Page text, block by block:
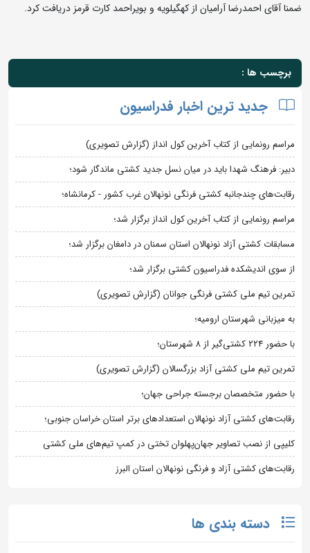
ضمنا آقای احمدرضا آرامیان از کهگیلویه و بویراحمد کارت قرمز دریافت کرد.
برچسب ها :
جدید ترین اخبار فدراسیون
مراسم رونمایی از کتاب آخرین کول انداز (گزارش تصویری)
دبیر: فرهنگ شهدا باید در میان نسل جدید کشتی ماندگار شود؛
رقابت‌های چندجانبه کشتی فرنگی نونهالان غرب کشور - کرمانشاه؛
مراسم رونمایی از کتاب آخرین کول انداز برگزار شد؛
مسابقات کشتی آزاد نونهالان استان سمنان در دامغان برگزار شد؛
از سوی اندیشکده فدراسیون کشتی برگزار شد؛
تمرین تیم ملی کشتی فرنگی جوانان (گزارش تصویری)
به میزبانی شهرستان ارومیه؛
با حضور ۲۲۴ کشتی‌گیر از ۸ شهرستان؛
تمرین تیم ملی کشتی آزاد بزرگسالان (گزارش تصویری)
با حضور متخصصان برجسته جراحی جهان؛
رقابت‌های کشتی آزاد نونهالان استعدادهای برتر استان خراسان جنوبی؛
کلیپی از نصب تصاویر جهان‌پهلوان تختی در کمپ تیم‌های ملی کشتی
رقابت‌های کشتی آزاد و فرنگی نونهالان استان البرز
دسته بندی ها